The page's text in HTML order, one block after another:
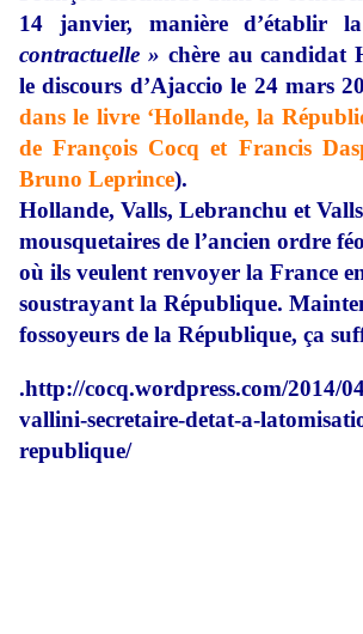
14 janvier, manière d’établir
contractuelle » chère au candidat
le discours d’Ajaccio le 24 mars
dans le livre ‘Hollande, la
de François Cocq et Francis
Bruno Leprince).
Hollande, Valls, Lebranchu et
mousquetaires de l’ancien ordre
où ils veulent renvoyer la France
soustrayant la République.
fossoyeurs de la République, ça
.http://cocq.wordpress.com/2014/
vallini-secretaire-detat-a-
republique/